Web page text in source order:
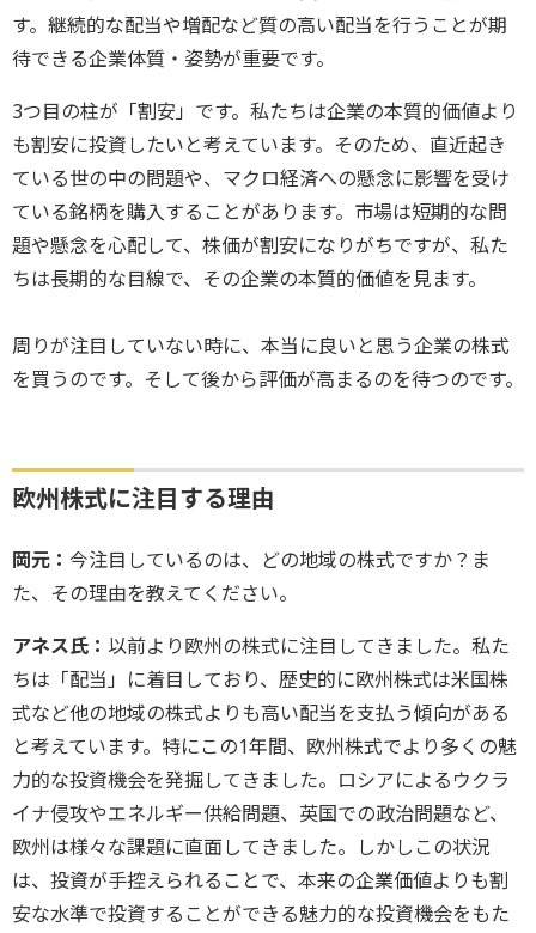
す。継続的な配当や増配など質の高い配当を行うことが期
待できる企業体質・姿勢が重要です。
3つ目の柱が「割安」です。私たちは企業の本質的価値より
も割安に投資したいと考えています。そのため、直近起き
ている世の中の問題や、マクロ経済への懸念に影響を受け
ている銘柄を購入することがあります。市場は短期的な問
題や懸念を心配して、株価が割安になりがちですが、私た
ちは長期的な目線で、その企業の本質的価値を見ます。
周りが注目していない時に、本当に良いと思う企業の株式
を買うのです。そして後から評価が高まるのを待つのです。
欧州株式に注目する理由
岡元： 今注目しているのは、どの地域の株式ですか？ま
た、その理由を教えてください。
アネス氏： 以前より欧州の株式に注目してきました。私た
ちは「配当」に着目しており、歴史的に欧州株式は米国株
式など他の地域の株式よりも高い配当を支払う傾向がある
と考えています。特にこの1年間、欧州株式でより多くの魅
力的な投資機会を発掘してきました。ロシアによるウクラ
イナ侵攻やエネルギー供給問題、英国での政治問題など、
欧州は様々な課題に直面してきました。しかしこの状況
は、投資が手控えられることで、本来の企業価値よりも割
安な水準で投資することができる魅力的な投資機会をもた